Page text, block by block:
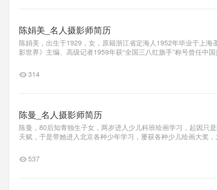
陈娟美_名人摄影师简历
陈娟美，出生于1929，女，原籍浙江省定海人1952年毕业于上
影世界》主编、高级记者1959年获“全国三八红旗手”称号曾任中
314
陈曼_名人摄影师简历
陈曼，80后知青独生子女，两岁进入少儿科班绘画学习，起因只
天赋，于是带她进入北京各种少年学习，屡获各种少儿绘画大奖
537